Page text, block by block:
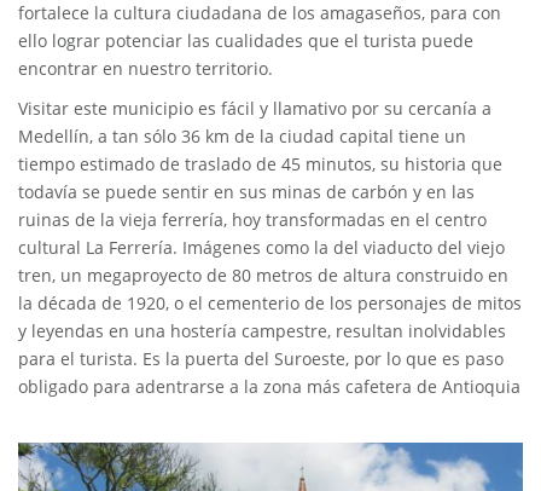
fortalece la cultura ciudadana de los amagaseños, para con
ello lograr potenciar las cualidades que el turista puede
encontrar en nuestro territorio.
Visitar este municipio es fácil y llamativo por su cercanía a
Medellín, a tan sólo 36 km de la ciudad capital tiene un
tiempo estimado de traslado de 45 minutos, su historia que
todavía se puede sentir en sus minas de carbón y en las
ruinas de la vieja ferrería, hoy transformadas en el centro
cultural La Ferrería. Imágenes como la del viaducto del viejo
tren, un megaproyecto de 80 metros de altura construido en
la década de 1920, o el cementerio de los personajes de mitos
y leyendas en una hostería campestre, resultan inolvidables
para el turista. Es la puerta del Suroeste, por lo que es paso
obligado para adentrarse a la zona más cafetera de Antioquia